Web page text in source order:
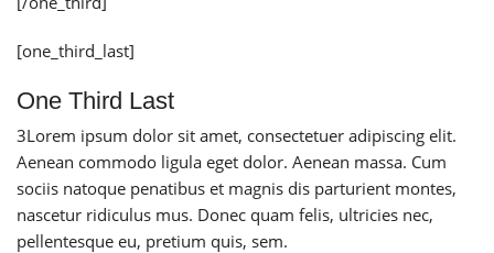
[one_third_last]
One Third Last
3Lorem ipsum dolor sit amet, consectetuer adipiscing elit.
Aenean commodo ligula eget dolor. Aenean massa. Cum
sociis natoque penatibus et magnis dis parturient montes,
nascetur ridiculus mus. Donec quam felis, ultricies nec,
pellentesque eu, pretium quis, sem.